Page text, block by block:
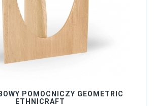
POMOCNICZY GEOMETRIC
ETHNICRAFT